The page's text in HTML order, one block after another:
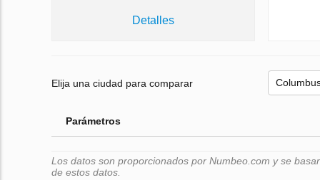
Detalles
Elija una ciudad para comparar
Parámetros
Los datos son proporcionados por Numbeo.com y se
de estos datos.